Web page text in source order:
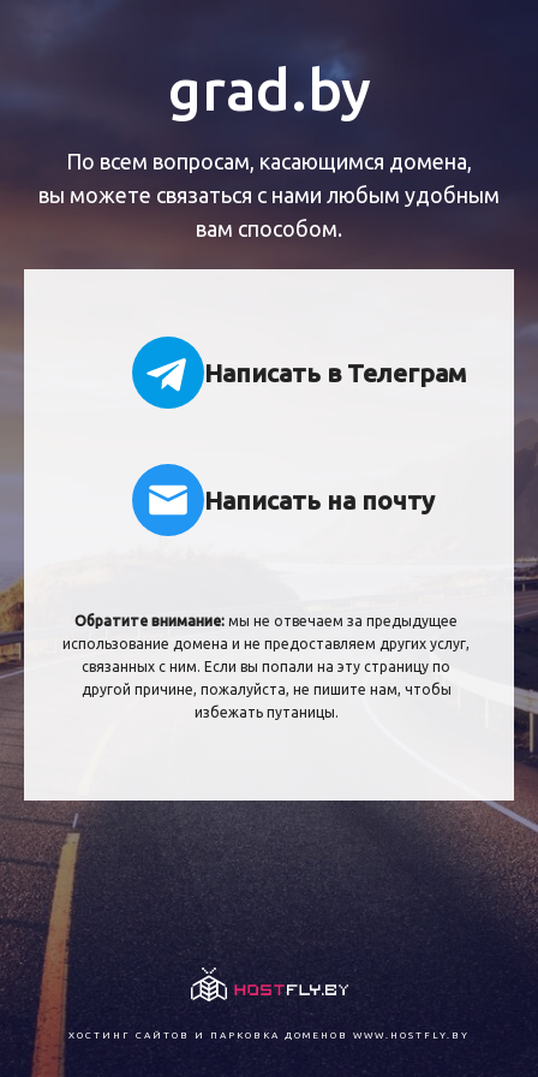
grad.by
По всем вопросам, касающимся домена,
вы можете связаться с нами любым удобным
вам способом.
Написать в Телеграм
Написать на почту
Обратите внимание: мы не отвечаем за предыдущее
использование домена и не предоставляем других услуг,
связанных с ним. Если вы попали на эту страницу по
другой причине, пожалуйста, не пишите нам, чтобы
избежать путаницы.
ХОСТИНГ САЙТОВ И ПАРКОВКА ДОМЕНОВ WWW.HOSTFLY.BY